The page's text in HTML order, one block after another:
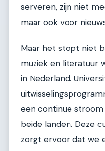
serveren, zijn niet
maar ook voor
Maar het stopt niet
muziek en literatuur
in Nederland.
een continue
beide landen. Deze
zorgt ervoor dat we